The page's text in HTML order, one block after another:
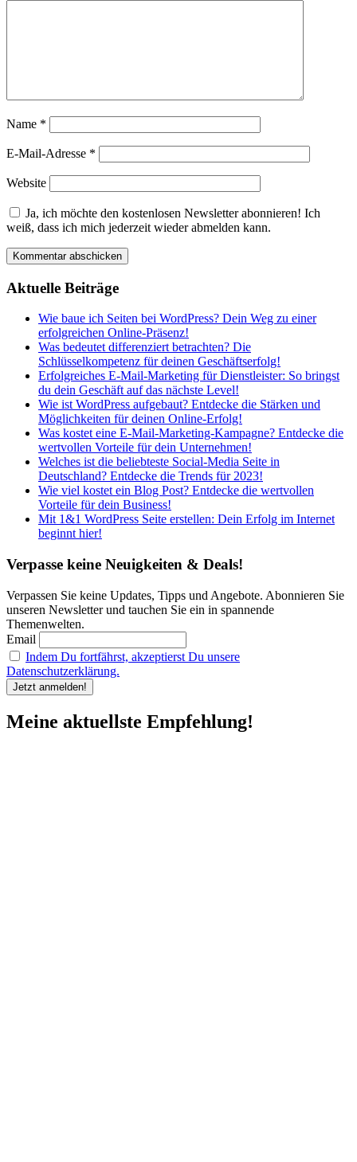
Name *
E-Mail-Adresse *
Website
Ja, ich möchte den kostenlosen Newsletter abonnieren! Ich
weiß, dass ich mich jederzeit wieder abmelden kann.
Aktuelle Beiträge
Wie baue ich Seiten bei WordPress? Dein Weg zu einer
erfolgreichen Online-Präsenz!
Was bedeutet differenziert betrachten? Die
Schlüsselkompetenz für deinen Geschäftserfolg!
Erfolgreiches E-Mail-Marketing für Dienstleister: So bringst
du dein Geschäft auf das nächste Level!
Wie ist WordPress aufgebaut? Entdecke die Stärken und
Möglichkeiten für deinen Online-Erfolg!
Was kostet eine E-Mail-Marketing-Kampagne? Entdecke die
wertvollen Vorteile für dein Unternehmen!
Welches ist die beliebteste Social-Media Seite in
Deutschland? Entdecke die Trends für 2023!
Wie viel kostet ein Blog Post? Entdecke die wertvollen
Vorteile für dein Business!
Mit 1&1 WordPress Seite erstellen: Dein Erfolg im Internet
beginnt hier!
Verpasse keine Neuigkeiten & Deals!
Verpassen Sie keine Updates, Tipps und Angebote. Abonnieren Sie
unseren Newsletter und tauchen Sie ein in spannende
Themenwelten.
Email
Indem Du fortfährst, akzeptierst Du unsere
Datenschutzerklärung.
Meine aktuellste Empfehlung!